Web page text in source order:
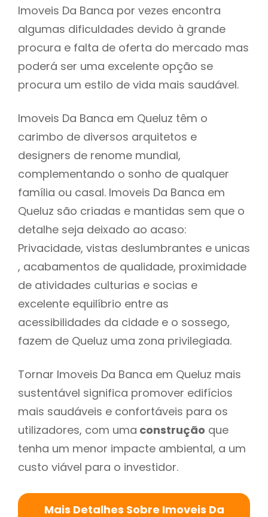
Imoveis Da Banca por vezes encontra
algumas dificuldades devido à grande
procura e falta de oferta do mercado mas
poderá ser uma excelente opção se
procura um estilo de vida mais saudável.
Imoveis Da Banca em Queluz têm o
carimbo de diversos arquitetos e
designers de renome mundial,
complementando o sonho de qualquer
família ou casal. Imoveis Da Banca em
Queluz são criadas e mantidas sem que o
detalhe seja deixado ao acaso:
Privacidade, vistas deslumbrantes e unicas
, acabamentos de qualidade, proximidade
de atividades culturias e socias e
excelente equilíbrio entre as
acessibilidades da cidade e o sossego,
fazem de Queluz uma zona privilegiada.
Tornar Imoveis Da Banca em Queluz mais
sustentável significa promover edifícios
mais saudáveis e confortáveis para os
utilizadores, com uma construção que
tenha um menor impacte ambiental, a um
custo viável para o investidor.
Mais Detalhes Sobre Imoveis Da